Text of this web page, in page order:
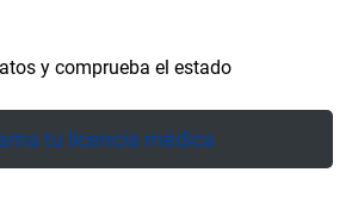
y comprueba el estado
tu licencia médica